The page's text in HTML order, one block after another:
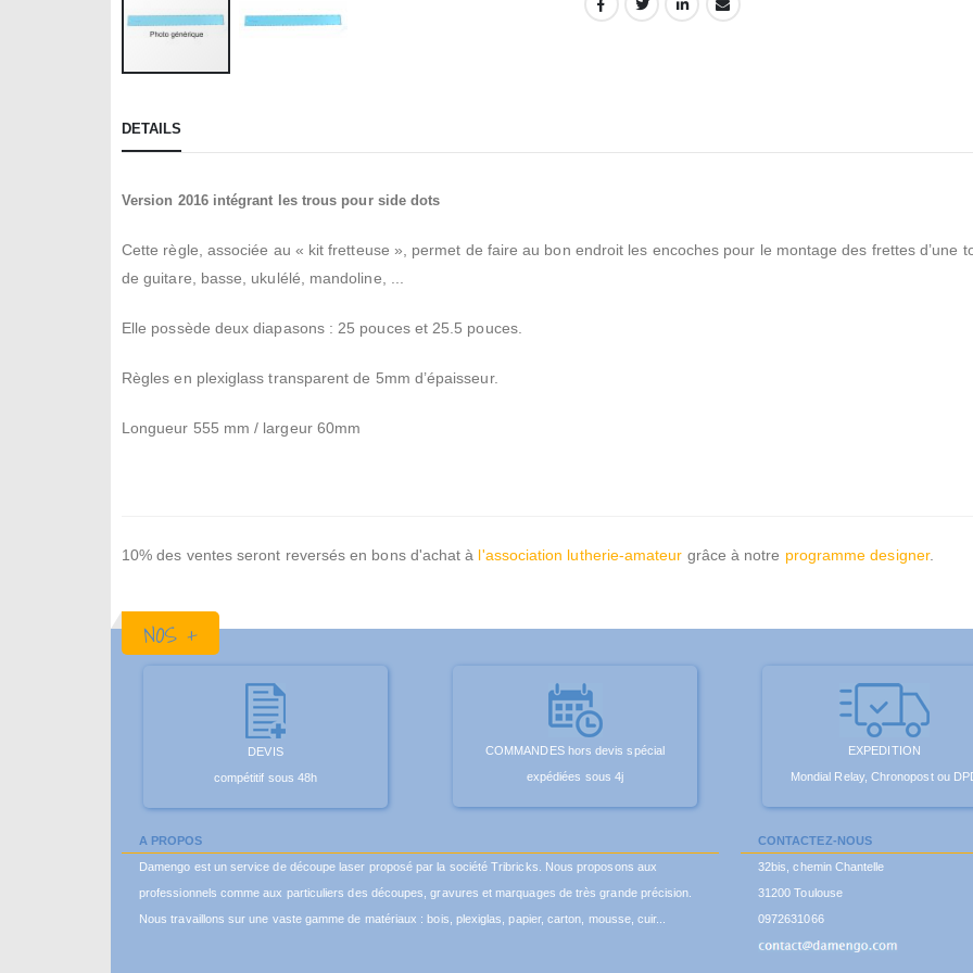
the
images
DETAILS
Version 2016 intégrant les trous pour side dots
Cette règle, associée au « kit fretteuse », permet de faire au bon endroit les encoches pour le montage des frettes d’une
de guitare, basse, ukulélé, mandoline, ...
Elle possède deux diapasons : 25 pouces et 25.5 pouces.
Règles en plexiglass transparent de 5mm d’épaisseur.
Longueur 555 mm / largeur 60mm
10% des ventes seront reversés en bons d'achat à l'association lutherie-amateur grâce à notre programme designer.
NOS +
DEVIS
compétitif sous 48h
COMMANDES hors devis spécial
expédiées sous 4j
EXPEDITION
Mondial Relay, Chronopost ou
A PROPOS
Damengo est un service de découpe laser proposé par la société Tribricks. Nous proposons aux
professionnels comme aux particuliers des découpes, gravures et marquages de très grande précision.
Nous travaillons sur une vaste gamme de matériaux : bois, plexiglas, papier, carton, mousse, cuir...
CONTACTEZ-NOUS
32bis, chemin Chantelle
31200 Toulouse
0972631066